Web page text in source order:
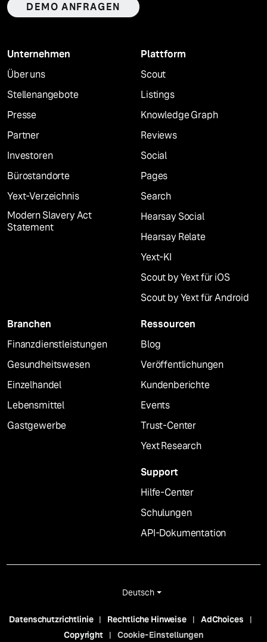
DEMO ANFRAGEN
Unternehmen
Über uns
Stellenangebote
Presse
Partner
Investoren
Bürostandorte
Yext-Verzeichnis
Modern Slavery Act
Statement
Plattform
Scout
Listings
Knowledge Graph
Reviews
Social
Pages
Search
Hearsay Social
Hearsay Relate
Yext-KI
Scout by Yext für iOS
Scout by Yext für Android
Branchen
Finanzdienstleistungen
Gesundheitswesen
Einzelhandel
Lebensmittel
Gastgewerbe
Ressourcen
Blog
Veröffentlichungen
Kundenberichte
Events
Trust-Center
Yext Research
Support
Hilfe-Center
Schulungen
API-Dokumentation
Deutsch
Datenschutzrichtlinie Rechtliche Hinweise
AdChoices
Copyright
Cookie-Einstellungen